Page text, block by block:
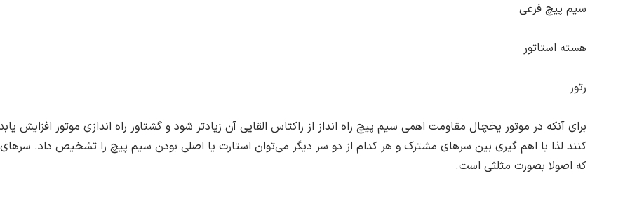
سیم پیچ فرعی
هسته استاتور
رتور
برای آنکه در موتور یخچال مقاومت اهمی سیم پیچ راه انداز از راکتاس القایی آن زیادتر شود و گشتاور راه اندازی موتور افزایش
کنند لذا با اهم گیری بین سرهای مشترک و هر کدام از دو سر دیگر می‌توان استارت یا اصلی بودن سیم پیچ را تشخیص داد.
که اصولا بصورت مثلثی است.